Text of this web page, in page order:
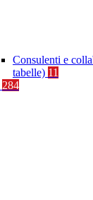
Consulenti e
tabelle) 11
284